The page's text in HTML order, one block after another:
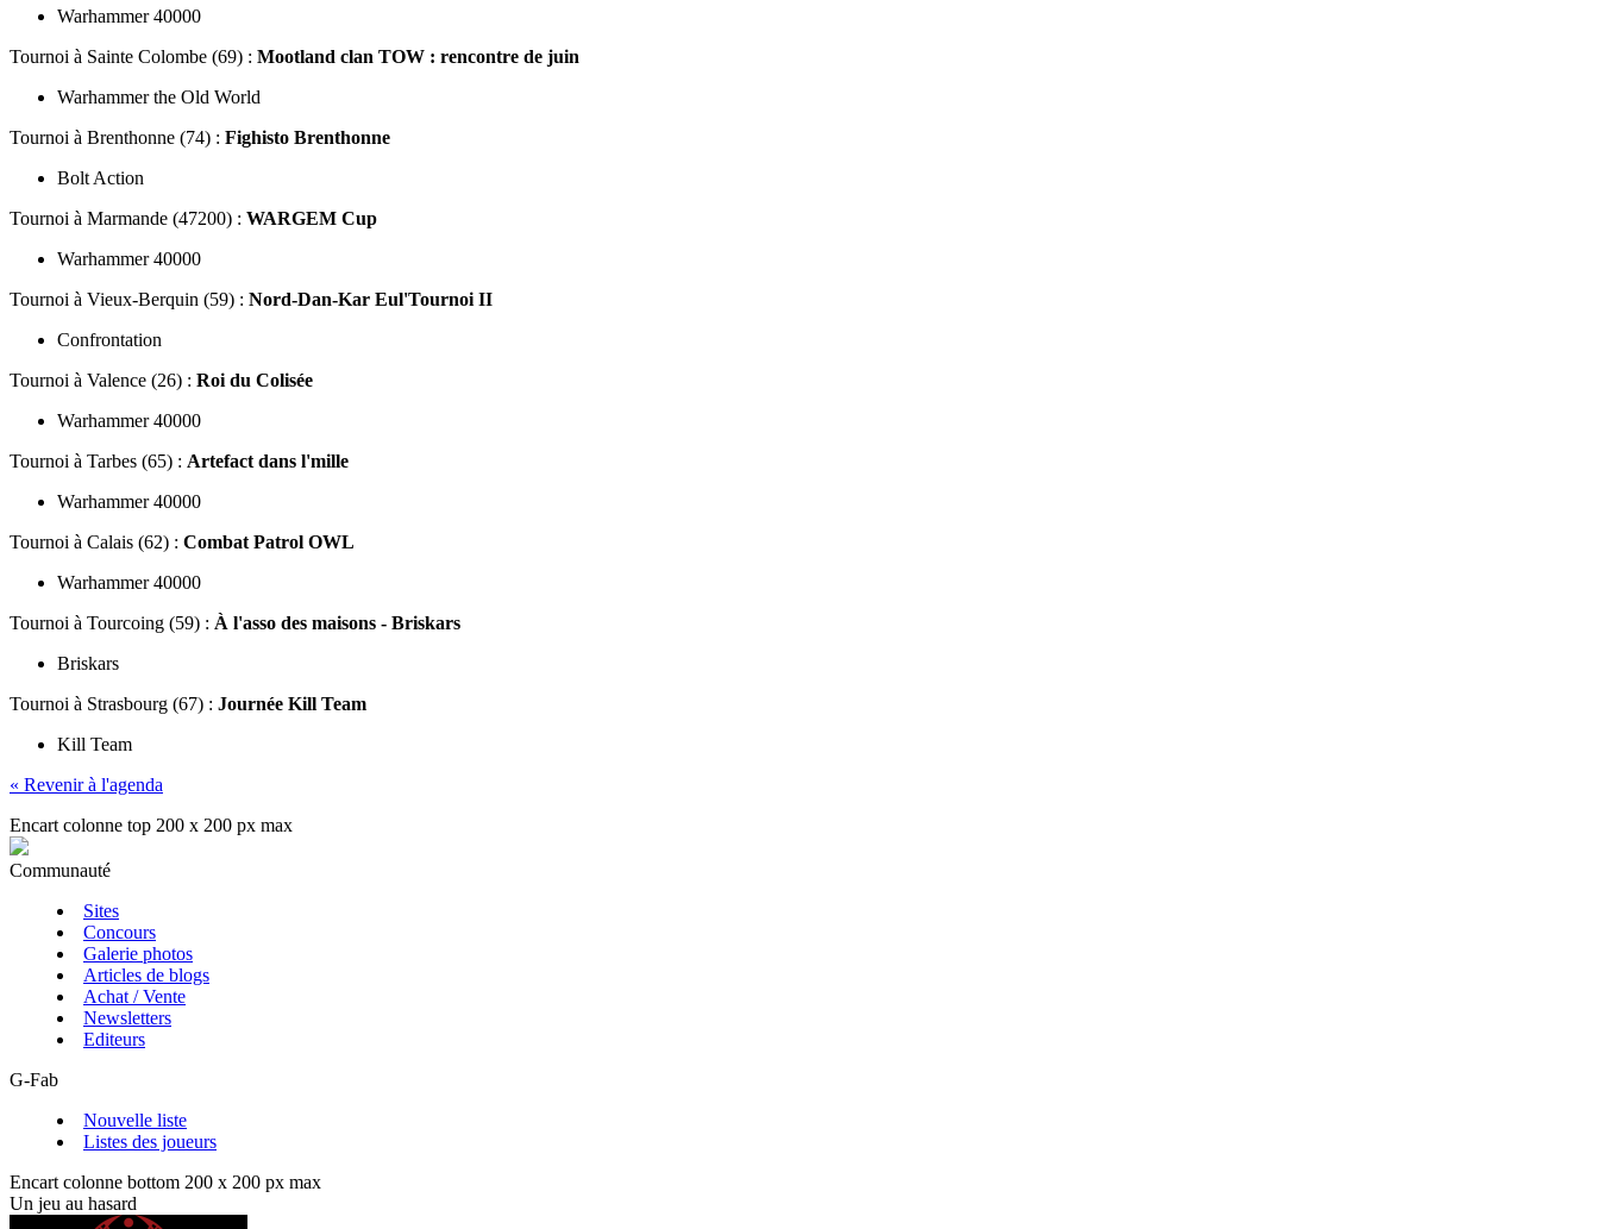
Warhammer 40000
Tournoi à Sainte Colombe (69) : Mootland clan TOW : rencontre de juin
Warhammer the Old World
Tournoi à Brenthonne (74) : Fighisto Brenthonne
Bolt Action
Tournoi à Marmande (47200) : WARGEM Cup
Warhammer 40000
Tournoi à Vieux-Berquin (59) : Nord-Dan-Kar Eul'Tournoi II
Confrontation
Tournoi à Valence (26) : Roi du Colisée
Warhammer 40000
Tournoi à Tarbes (65) : Artefact dans l'mille
Warhammer 40000
Tournoi à Calais (62) : Combat Patrol OWL
Warhammer 40000
Tournoi à Tourcoing (59) : À l'asso des maisons - Briskars
Briskars
Tournoi à Strasbourg (67) : Journée Kill Team
Kill Team
« Revenir à l'agenda
Encart colonne top 200 x 200 px max
Communauté
Sites
Concours
Galerie photos
Articles de blogs
Achat / Vente
Newsletters
Editeurs
G-Fab
Nouvelle liste
Listes des joueurs
Encart colonne bottom 200 x 200 px max
Un jeu au hasard